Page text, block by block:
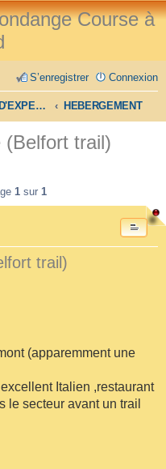
Course à
Connexion
S’enregistrer
RETOUR D'EXPERIENCE HEBERGEMENT
(Belfort trail)
1sur 1
trail)
(apparemment une
Italien ,restaurant
le secteur avant un trail